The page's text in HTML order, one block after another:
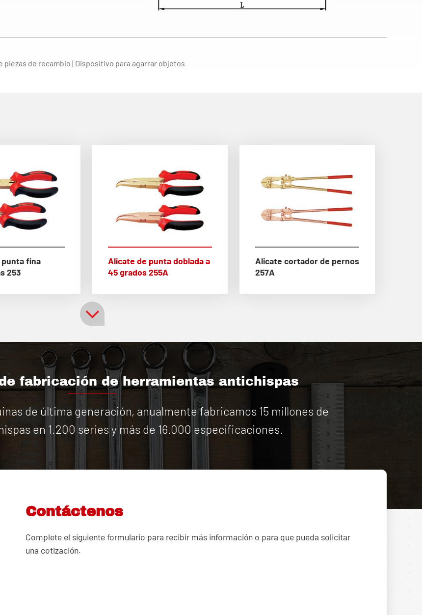
piezas de recambio | Dispositivo para agarrar objetos
fina
253
Alicate de punta doblada a
45 grados 255A
Alicate cortador de pernos
257A
fabricación de herramientas antichispas
de última generación, anualmente fabricamos 15 millones de
en 1.200 series y más de 16.000 especificaciones.
Contáctenos
Complete el siguiente formulario para recibir más información o para que pueda solicitar
una cotización.